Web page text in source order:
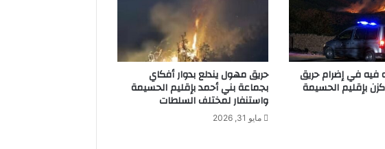
في إضرام حريق
بإقليم الحسيمة
حريق مهول يندلع بدوار أفكاي
بجماعة بني أحمد بإقليم الحسيمة
واستنفار لمختلف السلطات
مايو 31, 2026